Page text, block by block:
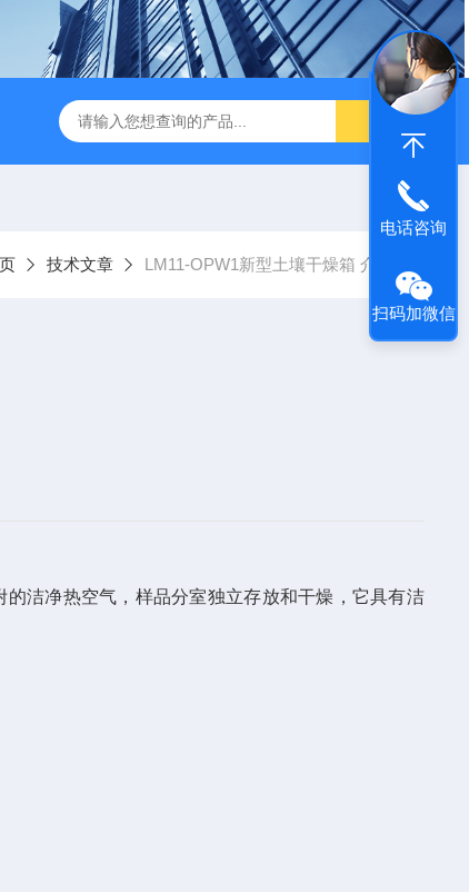
型浮游生物网 PST-DD电动土壤采样器
技术文章 LM11-OPW1新型土壤干燥箱 介绍
洁净热空气，样品分室独立存放和干燥，它具有洁
电话咨询
扫码加微信